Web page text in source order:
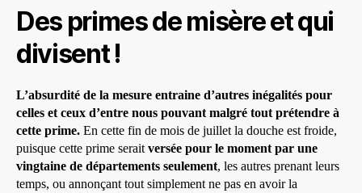
Des primes de misère et qui
divisent !
L’absurdité de la mesure entraine d’autres inégalités pour
celles et ceux d’entre nous pouvant malgré tout prétendre à
cette prime. En cette fin de mois de juillet la douche est froide,
puisque cette prime seraitversée pour le moment par une
vingtaine de départements seulement, les autres prenant leurs
temps, ou annonçant tout simplement ne pas en avoir la